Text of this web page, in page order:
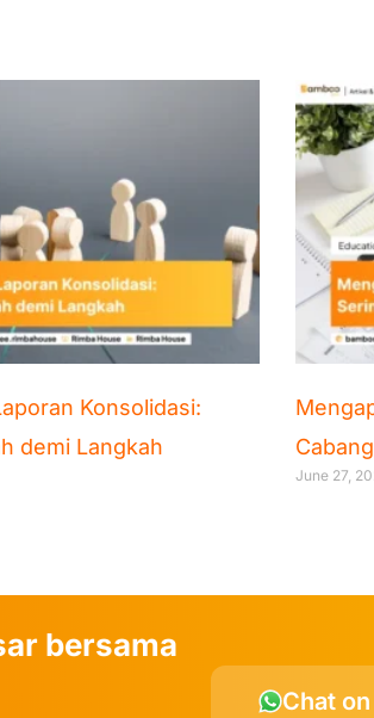
Konsolidasi:
demi Langkah
June 27,
bersama
Chat